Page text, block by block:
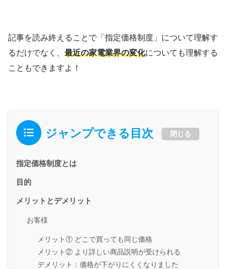
記事を読み終えることで「指定価格制度」について理解す
るだけでなく、 最近の家電業界の変化についても理解する
こともできますよ！
ジャンプできる目次 閉じる
指定価格制度とは
目的
メリットとデメリット
お客様
メリット① どこで買っても同じ価格
メリット② より詳しい商品説明が受けられる
デメリット：価格が下がりにくくなりました